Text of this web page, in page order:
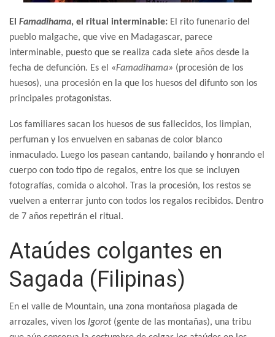
El Famadihama, el ritual interminable: El rito funenario del
pueblo malgache, que vive en Madagascar, parece
interminable, puesto que se realiza cada siete años desde la
fecha de defunción. Es el «Famadihama» (procesión de los
huesos), una procesión en la que los huesos del difunto son los
principales protagonistas.
Los familiares sacan los huesos de sus fallecidos, los limpian,
perfuman y los envuelven en sabanas de color blanco
inmaculado. Luego los pasean cantando, bailando y honrando el
cuerpo con todo tipo de regalos, entre los que se incluyen
fotografías, comida o alcohol. Tras la procesión, los restos se
vuelven a enterrar junto con todos los regalos recibidos. Dentro
de 7 años repetirán el ritual.
Ataúdes colgantes en
Sagada (Filipinas)
En el valle de Mountain, una zona montañosa plagada de
arrozales, viven los Igorot(gente de las montañas), una tribu